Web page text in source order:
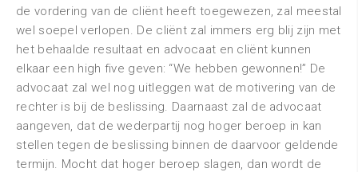
de vordering van de cliënt heeft toegewezen, zal meestal
wel soepel verlopen. De cliënt zal immers erg blij zijn met
het behaalde resultaat en advocaat en cliënt kunnen
elkaar een high five geven: “We hebben gewonnen!” De
advocaat zal wel nog uitleggen wat de motivering van de
rechter is bij de beslissing. Daarnaast zal de advocaat
aangeven, dat de wederpartij nog hoger beroep in kan
stellen tegen de beslissing binnen de daarvoor geldende
termijn. Mocht dat hoger beroep slagen, dan wordt de